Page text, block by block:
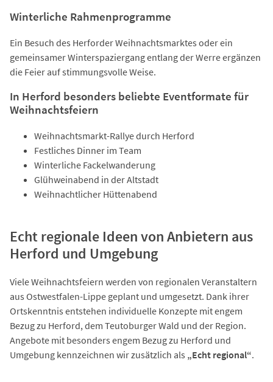
Winterliche Rahmenprogramme
Ein Besuch des Herforder Weihnachtsmarktes oder ein
gemeinsamer Winterspaziergang entlang der Werre ergänzen
die Feier auf stimmungsvolle Weise.
In Herford besonders beliebte Eventformate für
Weihnachtsfeiern
Weihnachtsmarkt-Rallye durch Herford
Festliches Dinner im Team
Winterliche Fackelwanderung
Glühweinabend in der Altstadt
Weihnachtlicher Hüttenabend
Echt regionale Ideen von Anbietern aus
Herford und Umgebung
Viele Weihnachtsfeiern werden von regionalen Veranstaltern
aus Ostwestfalen-Lippe geplant und umgesetzt. Dank ihrer
Ortskenntnis entstehen individuelle Konzepte mit engem
Bezug zu Herford, dem Teutoburger Wald und der Region.
Angebote mit besonders engem Bezug zu Herford und
Umgebung kennzeichnen wir zusätzlich als „Echt regional“.